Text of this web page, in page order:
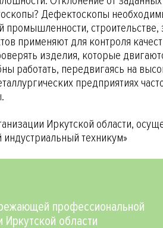
Дефектоскопы
промышленности,
применяют для контроля
изделия, которые
работать, передвигаясь на
предприятиях
Иркутской области,
техникум»
профессиональной
Иркутской области